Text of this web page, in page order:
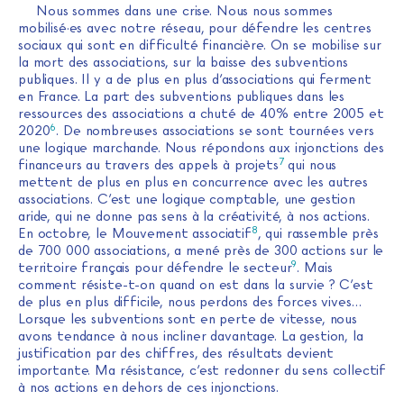
Nous sommes dans une crise. Nous nous sommes
mobilisé·es avec notre réseau, pour défendre les centres
sociaux qui sont en difficulté financière. On se mobilise sur
la mort des associations, sur la baisse des subventions
publiques. Il y a de plus en plus d’associations qui ferment
en France. La part des subventions publiques dans les
ressources des associations a chuté de 40% entre 2005 et
20206. De nombreuses associations se sont tournées vers
une logique marchande. Nous répondons aux injonctions des
financeurs au travers des appels à projets7qui nous
mettent de plus en plus en concurrence avec les autres
associations. C’est une logique comptable, une gestion
aride, qui ne donne pas sens à la créativité, à nos actions.
En octobre, le Mouvement associatif8, qui rassemble près
de 700 000 associations, a mené près de 300 actions sur le
territoire français pour défendre le secteur9. Mais
comment résiste-t-on quand on est dans la survie ? C’est
de plus en plus difficile, nous perdons des forces vives…
Lorsque les subventions sont en perte de vitesse, nous
avons tendance à nous incliner davantage. La gestion, la
justification par des chiffres, des résultats devient
importante. Ma résistance, c’est redonner du sens collectif
à nos actions en dehors de ces injonctions.